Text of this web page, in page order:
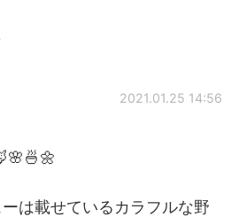
2021.01.25 14:56
は載せているカラフルな野